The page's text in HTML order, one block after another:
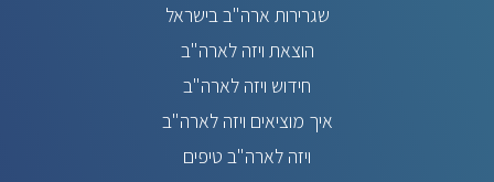
שגרירות ארה"ב בישראל
הוצאת ויזה לארה"ב
חידוש ויזה לארה"ב
איך מוציאים ויזה לארה"ב
ויזה לארה"ב טיפים